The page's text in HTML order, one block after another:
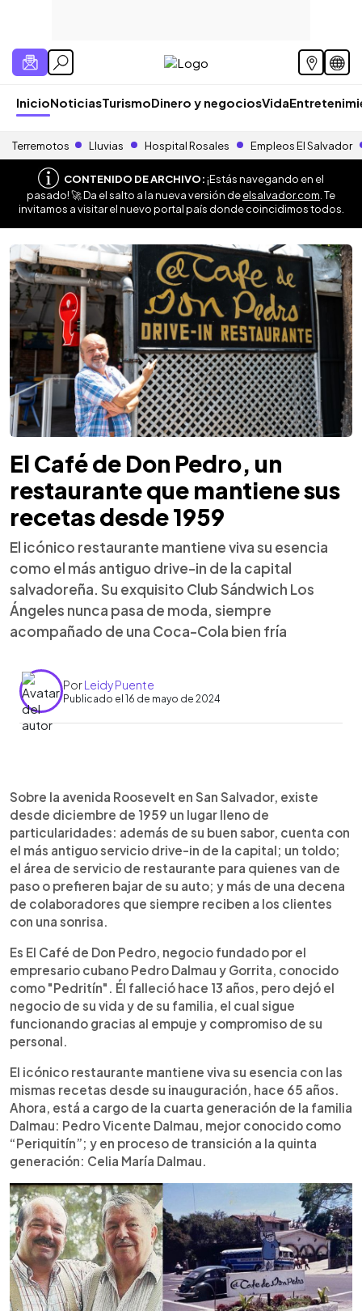
InicioNoticiasTurismoDinero y negociosVida
Terremotos Lluvias Hospital Rosales Empleos El Salvador
CONTENIDO DE ARCHIVO:¡Estás navegando en el
pasado! 🚀 Da el salto a la nueva versión deelsalvador.com . Te
invitamos a visitar el nuevo portal país donde coincidimos todos.
El Café de Don Pedro, un
restaurante que mantiene sus
recetas desde 1959
El icónico restaurante mantiene viva su esencia
como el más antiguo drive-in de la capital
salvadoreña. Su exquisito Club Sándwich Los
Ángeles nunca pasa de moda, siempre
acompañado de una Coca-Cola bien fría
PorLeidy Puente
Publicado el 16 de mayo de 2024
► Escuchar artículo
Sobre la avenida Roosevelt en San Salvador, existe
desde diciembre de 1959 un lugar lleno de
particularidades: además de su buen sabor, cuenta con
el más antiguo servicio drive-in de la capital; un toldo;
el área de servicio de restaurante para quienes van de
paso o prefieren bajar de su auto; y más de una decena
de colaboradores que siempre reciben a los clientes
con una sonrisa.
Es El Café de Don Pedro, negocio fundado por el
empresario cubano Pedro Dalmau y Gorrita, conocido
como "Pedritín". Él falleció hace 13 años, pero dejó el
negocio de su vida y de su familia, el cual sigue
funcionando gracias al empuje y compromiso de su
personal.
El icónico restaurante mantiene viva su esencia con las
mismas recetas desde su inauguración, hace 65 años.
Ahora, está a cargo de la cuarta generación de la familia
Dalmau: Pedro Vicente Dalmau, mejor conocido como
“Periquitín”; y en proceso de transición a la quinta
generación: Celia María Dalmau.